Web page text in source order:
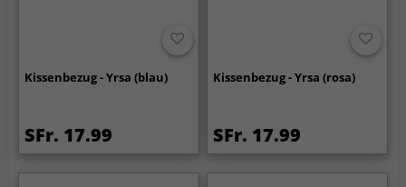
Kissenbezug - Yrsa (blau)
SFr. 17.99
Kissenbezug - Yrsa (rosa)
SFr. 17.99